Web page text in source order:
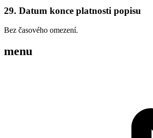
29. Datum konce platnosti popisu
Bez časového omezení.
menu